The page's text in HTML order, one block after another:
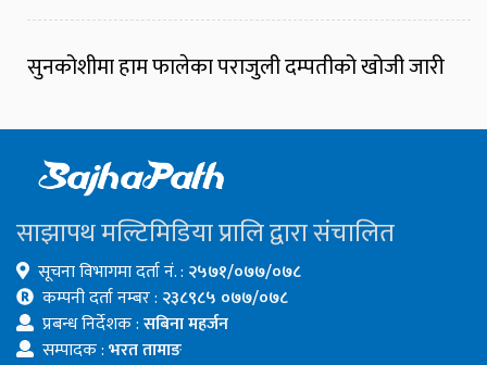
सुनकोशीमा हाम फालेका पराजुली दम्पतीको खोजी जारी
साझापथ मल्टिमिडिया प्रालि द्वारा संचालित
सूचना विभागमा दर्ता नं. : २५७१/०७७/०७८
कम्पनी दर्ता नम्बर : २३८९८५ ०७७/०७८
प्रबन्ध निर्देशक :सबिना महर्जन
सम्पादक :भरत तामाङ